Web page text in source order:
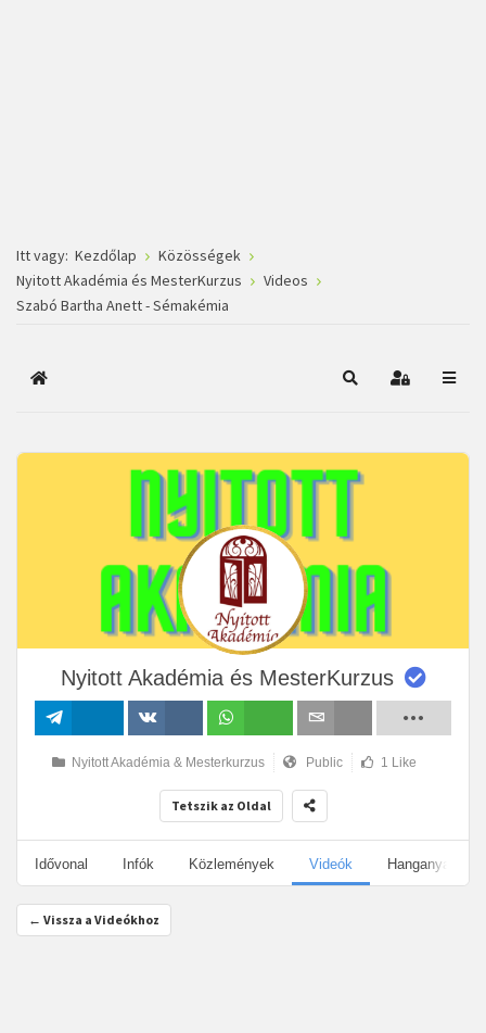
Itt vagy: Kezdőlap
Közösségek
Nyitott Akadémia és MesterKurzus
Videos
Szabó Bartha Anett - Sémakémia
Főoldal Keresés
Nyitott Akadémia és MesterKurzus
Nyitott Akadémia & Mesterkurzus Public 1 Like
Tetszik az Oldal
Idővonal Infók Közlemények Videók Hanganyagok
← Vissza a Videókhoz